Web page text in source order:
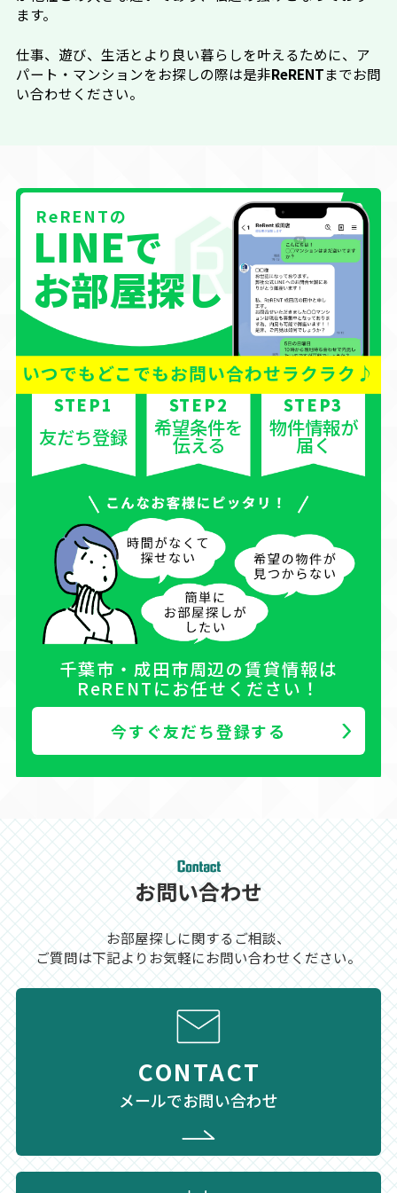
ます。
仕事、遊び、生活とより良い暮らしを叶えるために、ア
パート・マンションをお探しの際は是非ReRENTまでお問
い合わせください。
ReRENTの
LINEで
お部屋探し
いつでもどこでもお問い合わせラクラク♪
STEP1
友だち登録
STEP2
希望条件を
伝える
STEP3
物件情報が
届く
千葉市・成田市周辺の賃貸情報は
ReRENTにお任せください！
今すぐ友だち登録する
お問い合わせ
お部屋探しに関するご相談、
ご質問は下記よりお気軽にお問い合わせください。
CONTACT
メールでお問い合わせ